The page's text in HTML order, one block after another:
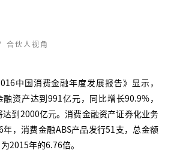
合伙人视角
中国消费金融年度发展报告》显示，
资产达到991亿元，同比增长90.9%，
到2000亿元。消费金融资产证券化业务
，消费金融ABS产品发行51支，总金额
2015年的6.76倍。